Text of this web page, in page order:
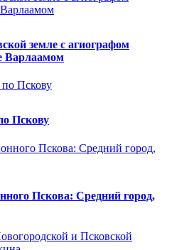
земле с агиографом
Варлаамом
Пскову
Пскова: Средний город,